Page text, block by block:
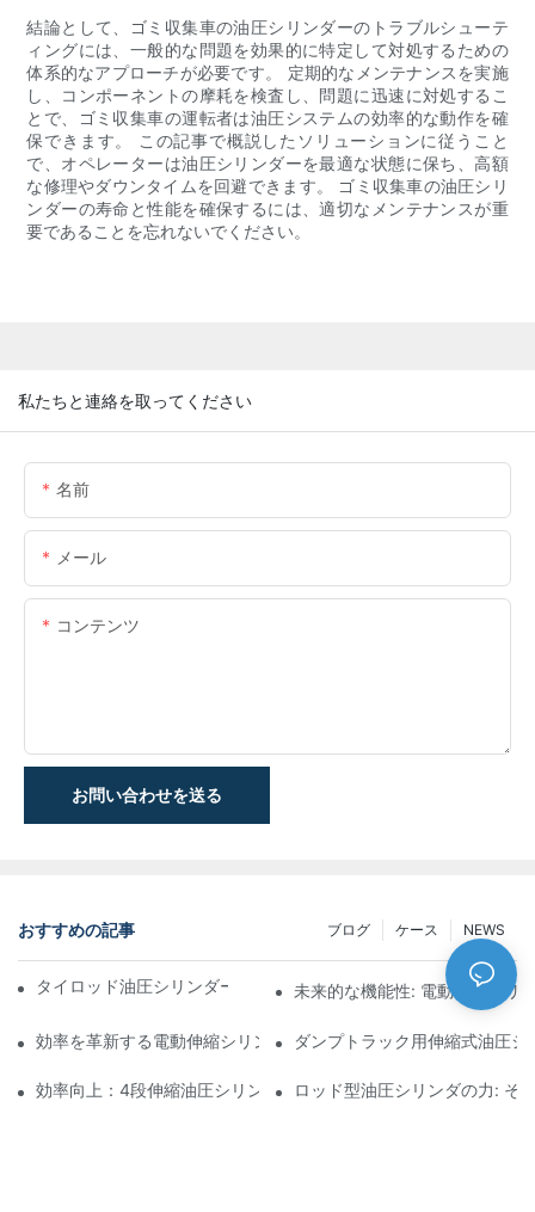
結論として、ゴミ収集車の油圧シリンダーのトラブルシューテ
ィングには、一般的な問題を効果的に特定して対処するための
体系的なアプローチが必要です。 定期的なメンテナンスを実施
し、コンポーネントの摩耗を検査し、問題に迅速に対処するこ
とで、ゴミ収集車の運転者は油圧システムの効率的な動作を確
保できます。 この記事で概説したソリューションに従うこと
で、オペレーターは油圧シリンダーを最適な状態に保ち、高額
な修理やダウンタイムを回避できます。 ゴミ収集車の油圧シリ
ンダーの寿命と性能を確保するには、適切なメンテナンスが重
要であることを忘れないでください。
私たちと連絡を取ってください
名前
メール
コンテンツ
お問い合わせを送る
おすすめの記事 NEWS
ケース
ブログ
タイロッド油圧シリンダーの機能と重要性を理解する
未来的な機能性: 電動伸縮シリ
効率を革新する電動伸縮シリンダ ダンプトラック用伸縮式油圧
効率向上：4段伸縮油圧シリンダーのメリットロッド型油圧シリンダの力: そ